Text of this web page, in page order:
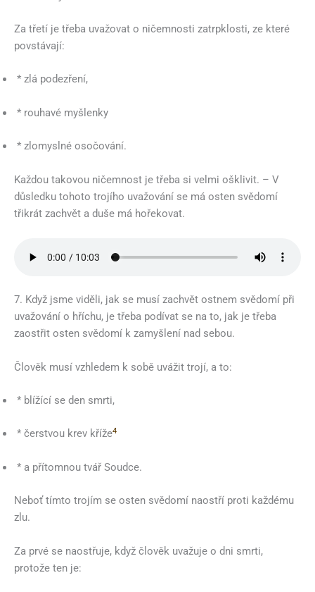
Za třetí je třeba uvažovat o ničemnosti zatrpklosti, ze které
povstávají:
* zlá podezření,
* rouhavé myšlenky
* zlomyslné osočování.
Každou takovou ničemnost je třeba si velmi ošklivit. – V
důsledku tohoto trojího uvažování se má osten svědomí
třikrát zachvět a duše má hořekovat.
7. Když jsme viděli, jak se musí zachvět ostnem svědomí při
uvažování o hříchu, je třeba podívat se na to, jak je třeba
zaostřit osten svědomí k zamyšlení nad sebou.
Člověk musí vzhledem k sobě uvážit trojí, a to:
* blížící se den smrti,
* čerstvou krev kříže4
* a přítomnou tvář Soudce.
Neboť tímto trojím se osten svědomí naostří proti každému
zlu.
Za prvé se naostřuje, když člověk uvažuje o dni smrti,
protože ten je: